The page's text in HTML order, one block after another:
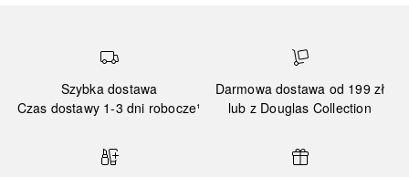
Szybka dostawa
Czas dostawy 1-3 dni robocze¹
Darmowa dostawa od 199 zł
lub z Douglas Collection